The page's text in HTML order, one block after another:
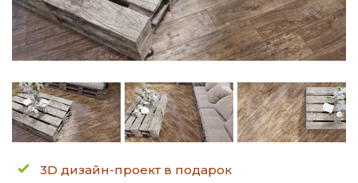
3D дизайн-проект в подарок